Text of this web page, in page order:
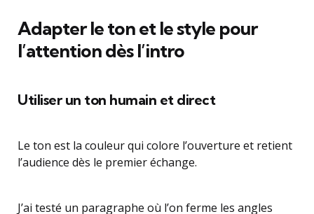
Adapter le ton et le style pour
l’attention dès l’intro
Utiliser un ton humain et direct
Le ton est la couleur qui colore l’ouverture et retient
l’audience dès le premier échange.
J’ai testé un paragraphe où l’on ferme les angles